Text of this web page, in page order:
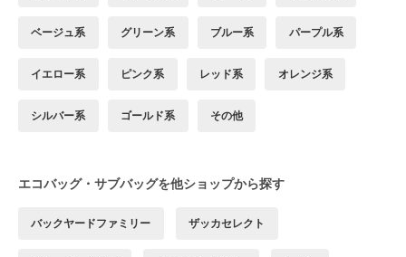
ベージュ系 グリーン系 ブルー系 パープル系
イエロー系 ピンク系 レッド系 オレンジ系
シルバー系 ゴールド系 その他
エコバッグ・サブバッグを他ショップから探す
バックヤードファミリー ザッカセレクト